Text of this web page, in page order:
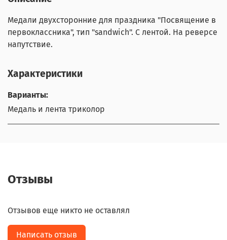
Медали двухсторонние для праздника "Посвящение в
первоклассника", тип "sandwich". С лентой. На реверсе
напутствие.
Характеристики
Варианты:
Медаль и лента триколор
Отзывы
Отзывов еще никто не оставлял
Написать отзыв